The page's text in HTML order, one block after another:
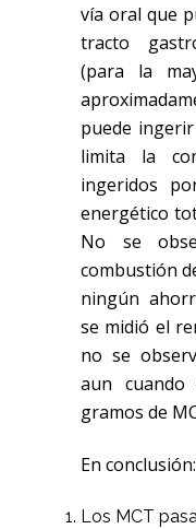
vía oral que
tracto
(para la
puede
limita la
ingeridos
energético
No se
combustión
ningún
se midió el
no se
aun
gramos de
En conclusión:
Los MCT